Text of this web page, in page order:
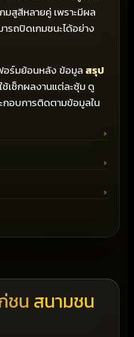
มสูสีหลายคู่ เพราะมีผล
รถปิดเกมชนะได้อย่าง
ร์มย้อนหลัง ข้อมูลสรุป
ช้เช็กผลงานแต่ละซุ้ม ดู
กอบการติดตามข้อมูลใน
ชน สนามชน